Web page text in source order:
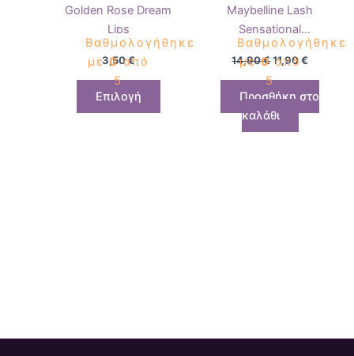
Golden Rose Dream
Lips
Βαθμολογήθηκε
με0από
5
3,50€
Επιλογή
σελίδα
του
Maybelline Lash
Sensational
Waterproof Black
Βαθμολογήθηκε
με0από
5
14,90€11,90€
Προσθήκη στο
καλάθι